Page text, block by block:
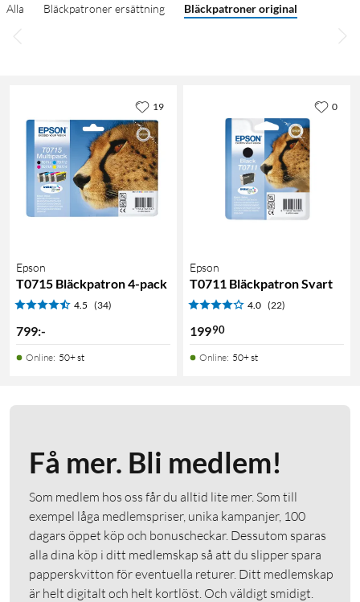
Alla Bläckpatroner ersättning Bläckpatroner original
Epson
T0715 Bläckpatron 4-pack
4.5 (34)
799:-
Online: 50+ st
19
Epson
T0711 Bläckpatron Svart
4.0 (22)
19990
Online: 50+ st
0
Få mer. Bli medlem!
Som medlem hos oss får du alltid lite mer. Som till
exempel låga medlemspriser, unika kampanjer, 100
dagars öppet köp och bonuscheckar. Dessutom sparas
alla dina köp i ditt medlemskap så att du slipper spara
papperskvitton för eventuella returer. Ditt medlemskap
är helt digitalt och helt kortlöst. Och väldigt smidigt.